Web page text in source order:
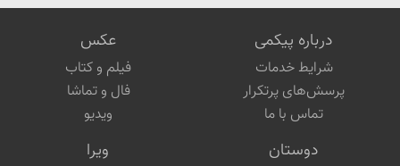
درباره پیکمی
شرایط خدمات
پرسش‌های پرتکرار
تماس با ما
عکس
فیلم و کتاب
فال و تماشا
ویدیو
دوستان ویرا